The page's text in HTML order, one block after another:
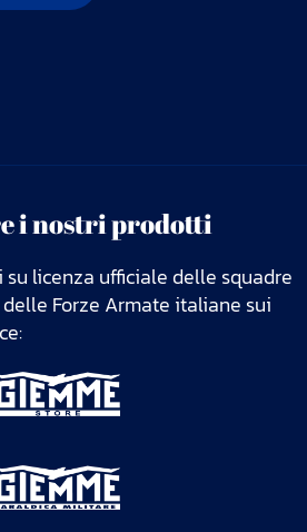
i nostri prodotti
licenza ufficiale delle squadre
Forze Armate italiane sui